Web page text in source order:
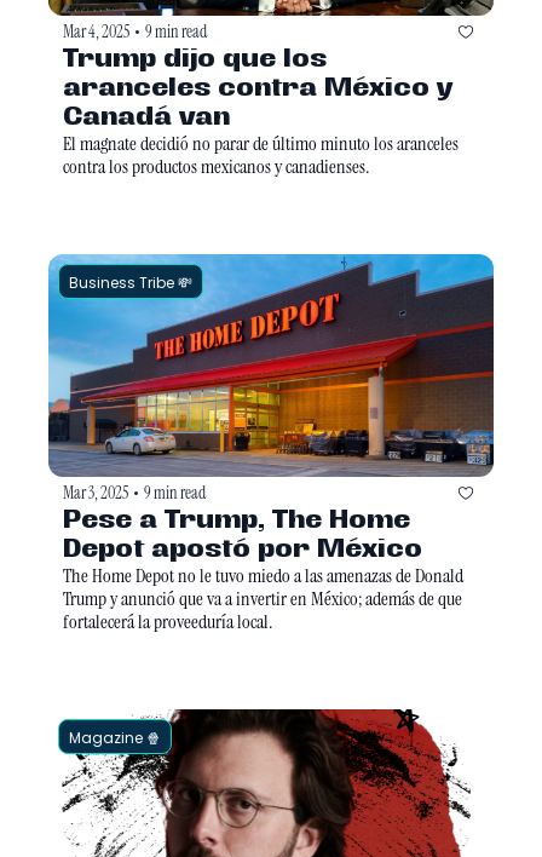
Mar 4, 2025 • 9 min read
Trump dijo que los
aranceles contra México y
El magnate decidió no parar de último minuto los aranceles
Business Tribe 💸
Mar 3, 2025 • 9 min read
Pese a Trump, The Home
Depot apostó por México
The Home Depot no le tuvo miedo a las amenazas de Donald
Trump y anunció que va a invertir en México; además de que
Magazine 🍿